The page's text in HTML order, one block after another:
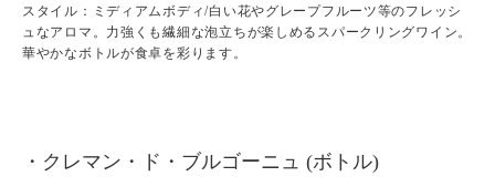
スタイル：ミディアムボディ/白い花やグレープフルーツ等のフレッシ
ュなアロマ。力強くも繊細な泡立ちが楽しめるスパークリングワイン。
華やかなボトルが食卓を彩ります。
・クレマン・ド・ブルゴーニュ (ボトル)